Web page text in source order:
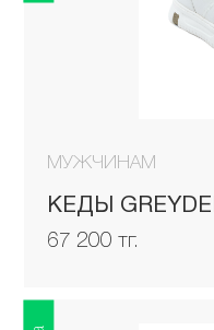
МУЖЧИНАМ
КЕДЫ
67 200 тг.